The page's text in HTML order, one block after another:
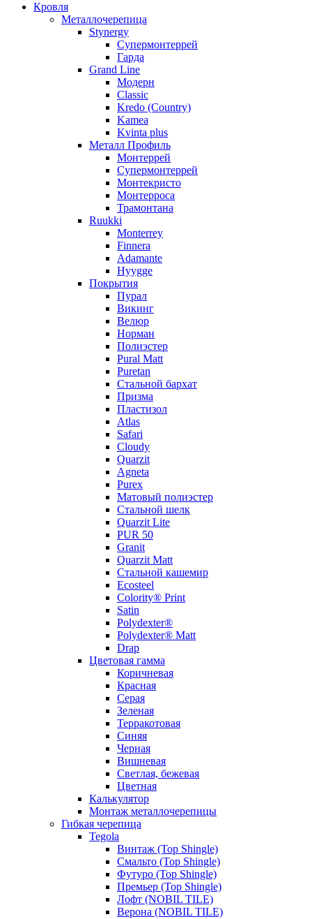
Кровля
Металлочерепица
Stynergy
Супермонтеррей
Гарда
Grand Line
Модерн
Classic
Kredo (Country)
Kamea
Kvinta plus
Металл Профиль
Монтеррей
Супермонтеррей
Монтекристо
Монтерроса
Трамонтана
Ruukki
Monterrey
Finnera
Adamante
Hyygge
Покрытия
Пурал
Викинг
Велюр
Норман
Полиэстер
Pural Matt
Puretan
Стальной бархат
Призма
Пластизол
Atlas
Safari
Cloudy
Quarzit
Agneta
Purex
Матовый полиэстер
Стальной шелк
Quarzit Lite
PUR 50
Granit
Quarzit Matt
Стальной кашемир
Ecosteel
Colority® Print
Satin
Polydexter®
Polydexter® Matt
Drap
Цветовая гамма
Коричневая
Красная
Серая
Зеленая
Терракотовая
Синяя
Черная
Вишневая
Светлая, бежевая
Цветная
Калькулятор
Монтаж металлочерепицы
Гибкая черепица
Tegola
Винтаж (Top Shingle)
Смальто (Top Shingle)
Футуро (Top Shingle)
Премьер (Top Shingle)
Лофт (NOBIL TILE)
Верона (NOBIL TILE)